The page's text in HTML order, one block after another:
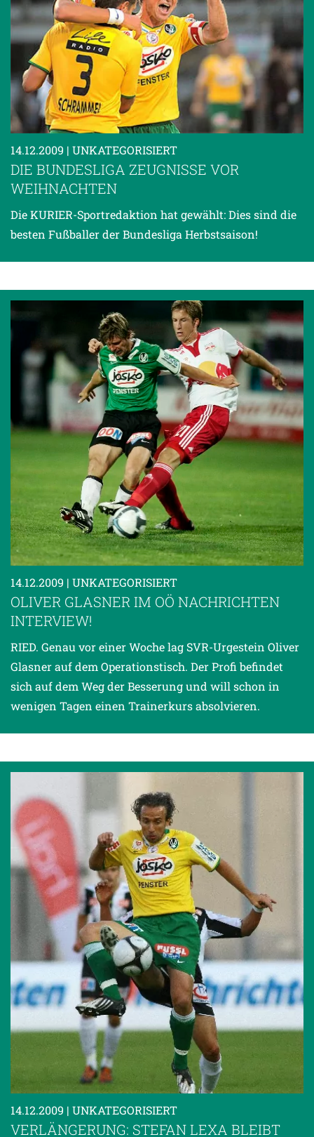
14.12.2009 | UNKATEGORISIERT
DIE BUNDESLIGA ZEUGNISSE VOR
WEIHNACHTEN
Die KURIER-Sportredaktion hat gewählt: Dies sind die
besten Fußballer der Bundesliga Herbstsaison!
14.12.2009 | UNKATEGORISIERT
OLIVER GLASNER IM OÖ NACHRICHTEN
INTERVIEW!
RIED. Genau vor einer Woche lag SVR-Urgestein Oliver
Glasner auf dem Operationstisch. Der Profi befindet
sich auf dem Weg der Besserung und will schon in
wenigen Tagen einen Trainerkurs absolvieren.
14.12.2009 | UNKATEGORISIERT
VERLÄNGERUNG: STEFAN LEXA BLEIBT